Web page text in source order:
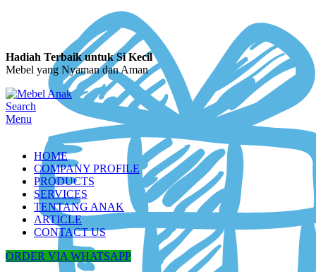
Hadiah Terbaik untuk Si Kecil
Mebel yang Nyaman dan Aman
Search
Menu
HOME
COMPANY PROFILE
PRODUCTS
SERVICES
TENTANG ANAK
ARTICLE
CONTACT US
ORDER VIA WHATSAPP